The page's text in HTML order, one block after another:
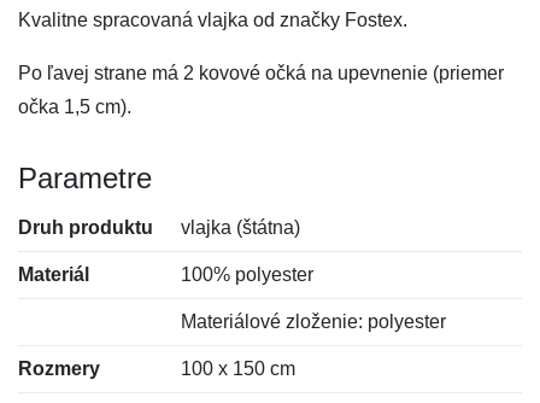
Kvalitne spracovaná vlajka od značky Fostex.
Po ľavej strane má 2 kovové očká na upevnenie (priemer
očka 1,5 cm).
Parametre
Druh produktu vlajka (štátna)
Materiál 100% polyester
Materiálové zloženie: polyester
Rozmery 100 x 150 cm